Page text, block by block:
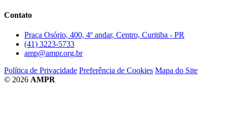
Contato
Praça Osório, 400, 4º andar, Centro, Curitiba - PR
(41) 3223-5733
amp@ampr.org.br
Política de Privacidade Preferência de Cookies Mapa do Site
© 2026 AMPR